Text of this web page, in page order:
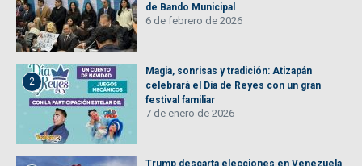
de Bando Municipal
6 de febrero de 2026
2
Magia, sonrisas y tradición: Atizapán
celebrará el Día de Reyes con un gran
festival familiar
7 de enero de 2026
Trump descarta elecciones en Venezuela